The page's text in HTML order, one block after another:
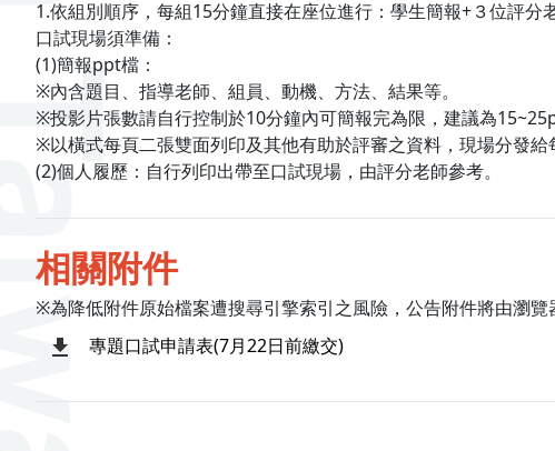
1.依組別順序，每組15分鐘直接在座位進行：學生簡報+３位評分
口試現場須準備：
(1)簡報ppt檔：
※內含題目、指導老師、組員、動機、方法、結果等。
※投影片張數請自行控制於10分鐘內可簡報完為限，建議為
※以橫式每頁二張雙面列印及其他有助於評審之資料，現場分發給
(2)個人履歷：自行列印出帶至口試現場，由評分老師參考。
相關附件
※為降低附件原始檔案遭搜尋引擎索引之風險，公告附件將由瀏
專題口試申請表(7月22日前繳交)